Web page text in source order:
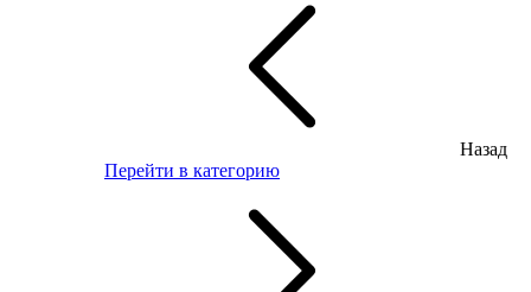
Назад
Перейти в категорию